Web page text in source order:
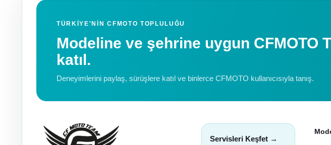
TÜRKIYE'NIN CFMOTO TOPLULUĞU
Modeline ve şehrine uygun CFMOTO
katıl.
Deneyimlerini paylaş, sürüşlere katıl ve binlerce CFMOTO kullanıcısıyla tanış.
Servisleri Keşfet →